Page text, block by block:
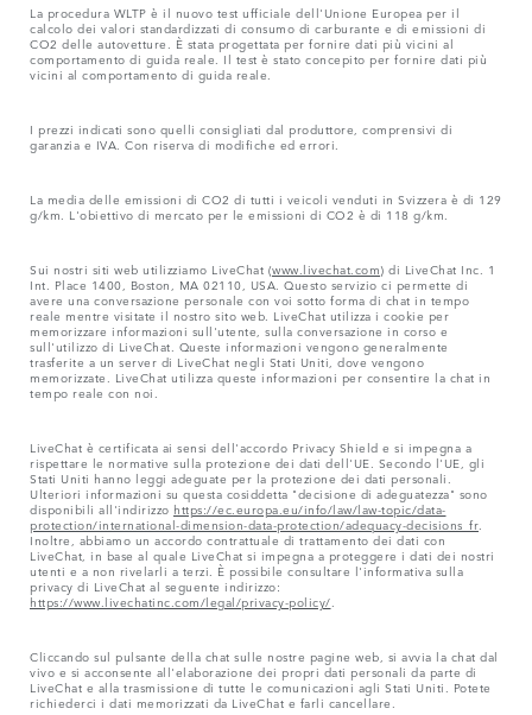
La procedura WLTP è il nuovo test ufficiale dell'Unione Europea per il
calcolo dei valori standardizzati di consumo di carburante e di emissioni di
CO2 delle autovetture. È stata progettata per fornire dati più vicini al
comportamento di guida reale. Il test è stato concepito per fornire dati più
vicini al comportamento di guida reale.
I prezzi indicati sono quelli consigliati dal produttore, comprensivi di
garanzia e IVA. Con riserva di modifiche ed errori.
La media delle emissioni di CO2 di tutti i veicoli venduti in Svizzera è di 129
g/km. L'obiettivo di mercato per le emissioni di CO2 è di 118 g/km.
Sui nostri siti web utilizziamo LiveChat (www.livechat.com) di LiveChat Inc. 1
Int. Place 1400, Boston, MA 02110, USA. Questo servizio ci permette di
avere una conversazione personale con voi sotto forma di chat in tempo
reale mentre visitate il nostro sito web. LiveChat utilizza i cookie per
memorizzare informazioni sull'utente, sulla conversazione in corso e
sull'utilizzo di LiveChat. Queste informazioni vengono generalmente
trasferite a un server di LiveChat negli Stati Uniti, dove vengono
memorizzate. LiveChat utilizza queste informazioni per consentire la chat in
tempo reale con noi.
LiveChat è certificata ai sensi dell'accordo Privacy Shield e si impegna a
rispettare le normative sulla protezione dei dati dell'UE. Secondo l'UE, gli
Stati Uniti hanno leggi adeguate per la protezione dei dati personali.
Ulteriori informazioni su questa cosiddetta "decisione di adeguatezza" sono
disponibili all'indirizzo https://ec.europa.eu/info/law/law-topic/data-
protection/international-dimension-data-protection/adequacy-decisions_fr
Inoltre, abbiamo un accordo contrattuale di trattamento dei dati con
LiveChat, in base al quale LiveChat si impegna a proteggere i dati dei nostri
utenti e a non rivelarli a terzi. È possibile consultare l'informativa sulla
privacy di LiveChat al seguente indirizzo:
https://www.livechatinc.com/legal/privacy-policy/
Cliccando sul pulsante della chat sulle nostre pagine web, si avvia la chat dal
vivo e si acconsente all'elaborazione dei propri dati personali da parte di
LiveChat e alla trasmissione di tutte le comunicazioni agli Stati Uniti. Potete
richiederci i dati memorizzati da LiveChat e farli cancellare.